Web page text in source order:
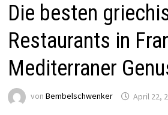
Die besten
Restaurants in
Mediterraner
von Bembelschwenker April 22,